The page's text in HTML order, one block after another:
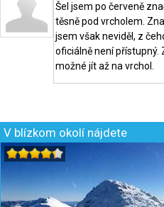
Šel jsem po červeně
těsně pod vrcholem.
jsem však neviděl, z
oficiálně není přístupný.
možné jít až na vrchol.
V blízkom okolí nájdete